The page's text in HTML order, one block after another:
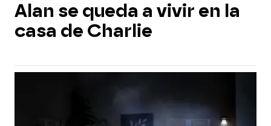
Alan se queda a vivir en la
casa de Charlie